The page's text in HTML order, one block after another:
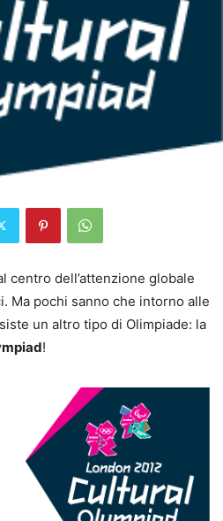
centro dell’attenzione globale
Ma pochi sanno che intorno alle
un altro tipo di Olimpiade: la
!